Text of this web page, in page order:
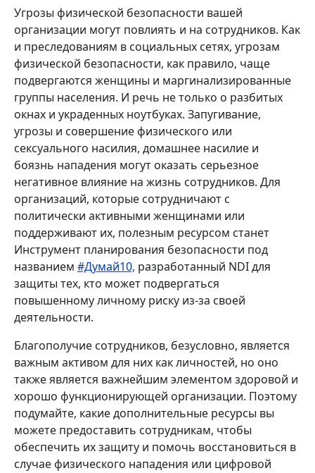
Угрозы физической безопасности вашей
организации могут повлиять и на сотрудников. Как
и преследованиям в социальных сетях, угрозам
физической безопасности, как правило, чаще
подвергаются женщины и маргинализированные
группы населения. И речь не только о разбитых
окнах и украденных ноутбуках. Запугивание,
угрозы и совершение физического или
сексуального насилия, домашнее насилие и
боязнь нападения могут оказать серьезное
негативное влияние на жизнь сотрудников. Для
организаций, которые сотрудничают с
политически активными женщинами или
поддерживают их, полезным ресурсом станет
Инструмент планирования безопасности под
названием #Думай10, разработанный NDI для
защиты тех, кто может подвергаться
повышенному личному риску из-за своей
деятельности.
Благополучие сотрудников, безусловно, является
важным активом для них как личностей, но оно
также является важнейшим элементом здоровой и
хорошо функционирующей организации. Поэтому
подумайте, какие дополнительные ресурсы вы
можете предоставить сотрудникам, чтобы
обеспечить их защиту и помочь восстановиться в
случае физического нападения или цифровой